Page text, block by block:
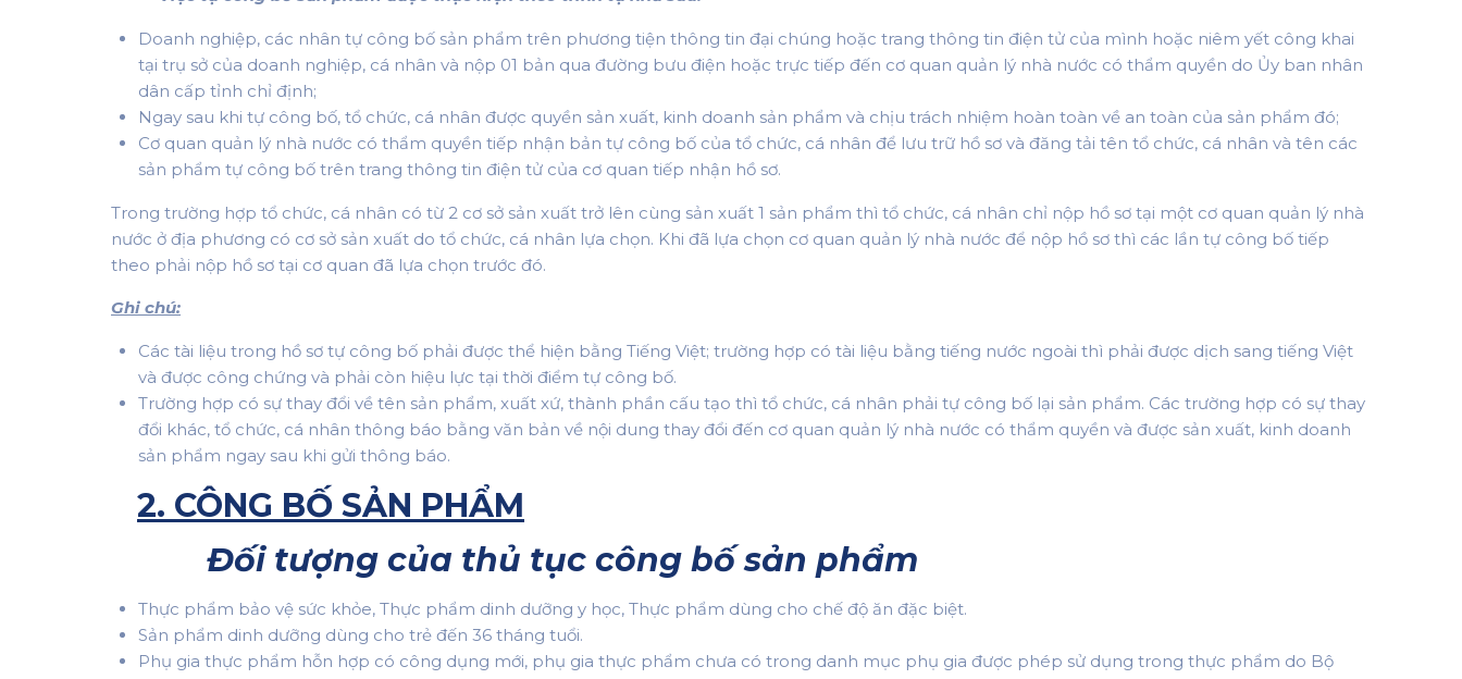
Doanh nghiệp, các nhân tự công bố sản phẩm trên phương tiện thông tin đại chúng hoặc trang thông tin điện tử của mình hoặc niêm yết công khai
tại trụ sở của doanh nghiệp, cá nhân và nộp 01 bản qua đường bưu điện hoặc trực tiếp đến cơ quan quản lý nhà nước có thẩm quyền do Ủy ban nhân
dân cấp tỉnh chỉ định;
Ngay sau khi tự công bố, tổ chức, cá nhân được quyền sản xuất, kinh doanh sản phẩm và chịu trách nhiệm hoàn toàn về an toàn của sản phẩm đó;
Cơ quan quản lý nhà nước có thẩm quyền tiếp nhận bản tự công bố của tổ chức, cá nhân để lưu trữ hồ sơ và đăng tải tên tổ chức, cá nhân và tên các
sản phẩm tự công bố trên trang thông tin điện tử của cơ quan tiếp nhận hồ sơ.
Trong trường hợp tổ chức, cá nhân có từ 2 cơ sở sản xuất trở lên cùng sản xuất 1 sản phẩm thì tổ chức, cá nhân chỉ nộp hồ sơ tại một cơ quan quản lý nhà
nước ở địa phương có cơ sở sản xuất do tổ chức, cá nhân lựa chọn. Khi đã lựa chọn cơ quan quản lý nhà nước để nộp hồ sơ thì các lần tự công bố tiếp
theo phải nộp hồ sơ tại cơ quan đã lựa chọn trước đó.
Ghi chú:
Các tài liệu trong hồ sơ tự công bố phải được thể hiện bằng Tiếng Việt; trường hợp có tài liệu bằng tiếng nước ngoài thì phải được dịch sang tiếng Việt
và được công chứng và phải còn hiệu lực tại thời điểm tự công bố.
Trường hợp có sự thay đổi về tên sản phẩm, xuất xứ, thành phần cấu tạo thì tổ chức, cá nhân phải tự công bố lại sản phẩm. Các trường hợp có sự thay
đổi khác, tổ chức, cá nhân thông báo bằng văn bản về nội dung thay đổi đến cơ quan quản lý nhà nước có thẩm quyền và được sản xuất, kinh doanh
sản phẩm ngay sau khi gửi thông báo.
2. CÔNG BỐ SẢN PHẨM
Đối tượng của thủ tục công bố sản phẩm
Thực phẩm bảo vệ sức khỏe, Thực phẩm dinh dưỡng y học, Thực phẩm dùng cho chế độ ăn đặc biệt.
Sản phẩm dinh dưỡng dùng cho trẻ đến 36 tháng tuổi.
Phụ gia thực phẩm hỗn hợp có công dụng mới, phụ gia thực phẩm chưa có trong danh mục phụ gia được phép sử dụng trong thực phẩm do Bộ